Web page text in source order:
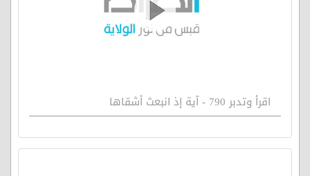
اقرأ وتدبر 790 - آية إذ انبعث أشقاها